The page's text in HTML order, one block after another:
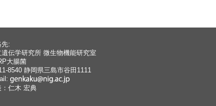
先:
遺伝学研究所 微生物機能研究室
大腸菌
8540 静岡県三島市谷田1111
：仁木 宏典